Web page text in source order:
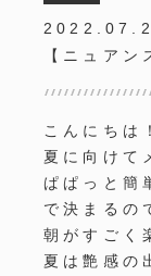
【ニュアン
こんにちは
夏に向けて
ぱぱっと簡
で決まるの
朝がすごく
夏は艶感の